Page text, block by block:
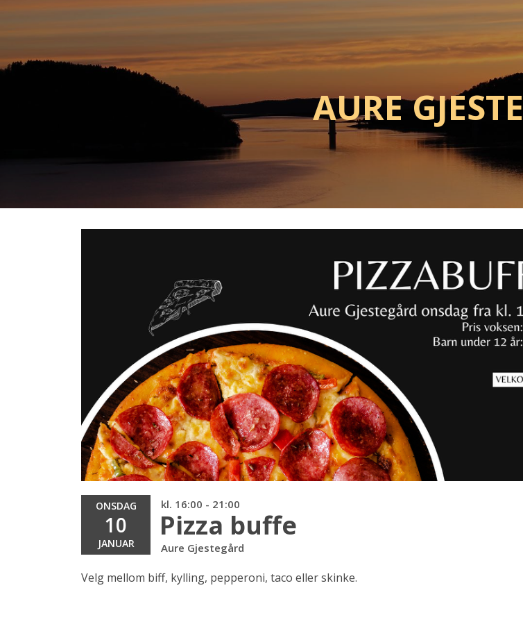
Aure
ONSDAG
10
JANUAR
kl. 16:00 - 21:00
Pizza buffe
Aure Gjestegård
Velg mellom biff, kylling, pepperoni, taco eller skinke.